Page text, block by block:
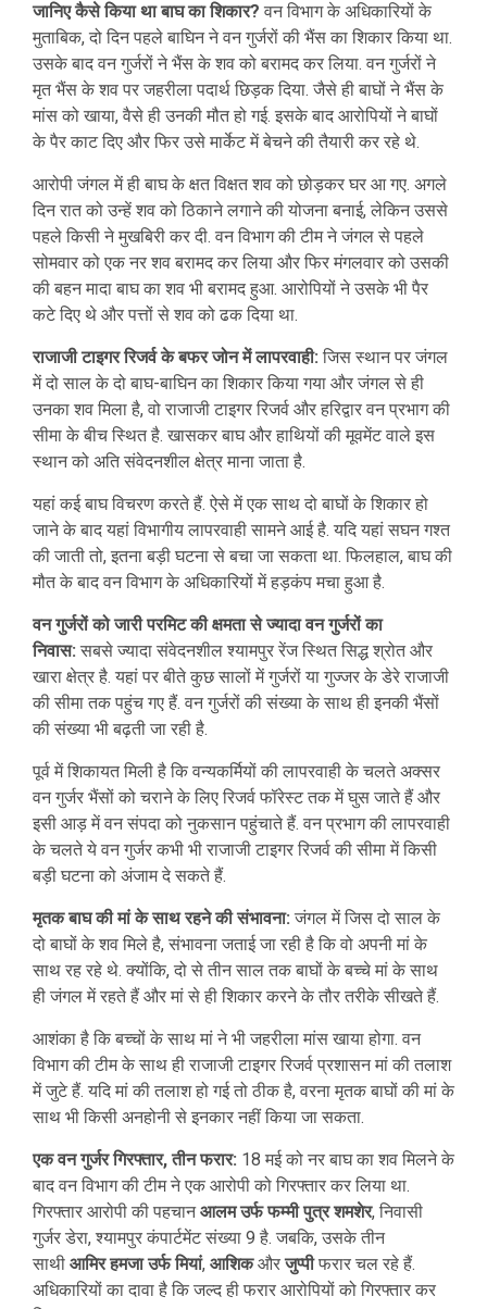
जानिए कैसे किया था बाघ का शिकार? वन विभाग के अधिकारियों के
मुताबिक, दो दिन पहले बाघिन ने वन गुर्जरों की भैंस का शिकार किया था.
उसके बाद वन गुर्जरों ने भैंस के शव को बरामद कर लिया. वन गुर्जरों ने
मृत भैंस के शव पर जहरीला पदार्थ छिड़क दिया. जैसे ही बाघों ने भैंस के
मांस को खाया, वैसे ही उनकी मौत हो गई. इसके बाद आरोपियों ने बाघों
के पैर काट दिए और फिर उसे मार्केट में बेचने की तैयारी कर रहे थे.
आरोपी जंगल में ही बाघ के क्षत विक्षत शव को छोड़कर घर आ गए. अगले
दिन रात को उन्हें शव को ठिकाने लगाने की योजना बनाई, लेकिन उससे
पहले किसी ने मुखबिरी कर दी. वन विभाग की टीम ने जंगल से पहले
सोमवार को एक नर शव बरामद कर लिया और फिर मंगलवार को उसकी
की बहन मादा बाघ का शव भी बरामद हुआ. आरोपियों ने उसके भी पैर
कटे दिए थे और पत्तों से शव को ढक दिया था.
राजाजी टाइगर रिजर्व के बफर जोन में लापरवाही: जिस स्थान पर जंगल
में दो साल के दो बाघ-बाघिन का शिकार किया गया और जंगल से ही
उनका शव मिला है, वो राजाजी टाइगर रिजर्व और हरिद्वार वन प्रभाग की
सीमा के बीच स्थित है. खासकर बाघ और हाथियों की मूवमेंट वाले इस
स्थान को अति संवेदनशील क्षेत्र माना जाता है.
यहां कई बाघ विचरण करते हैं. ऐसे में एक साथ दो बाघों के शिकार हो
जाने के बाद यहां विभागीय लापरवाही सामने आई है. यदि यहां सघन गश्त
की जाती तो, इतना बड़ी घटना से बचा जा सकता था. फिलहाल, बाघ की
मौत के बाद वन विभाग के अधिकारियों में हड़कंप मचा हुआ है.
वन गुर्जरों को जारी परमिट की क्षमता से ज्यादा वन गुर्जरों का
निवास: सबसे ज्यादा संवेदनशील श्यामपुर रेंज स्थित सिद्ध श्रोत और
खारा क्षेत्र है. यहां पर बीते कुछ सालों में गुर्जरों या गुज्जर के डेरे राजाजी
की सीमा तक पहुंच गए हैं. वन गुर्जरों की संख्या के साथ ही इनकी भैंसों
की संख्या भी बढ़ती जा रही है.
पूर्व में शिकायत मिली है कि वन्यकर्मियों की लापरवाही के चलते अक्सर
वन गुर्जर भैंसों को चराने के लिए रिजर्व फॉरेस्ट तक में घुस जाते हैं और
इसी आड़ में वन संपदा को नुकसान पहुंचाते हैं. वन प्रभाग की लापरवाही
के चलते ये वन गुर्जर कभी भी राजाजी टाइगर रिजर्व की सीमा में किसी
बड़ी घटना को अंजाम दे सकते हैं.
मृतक बाघ की मां के साथ रहने की संभावना: जंगल में जिस दो साल के
दो बाघों के शव मिले है, संभावना जताई जा रही है कि वो अपनी मां के
साथ रह रहे थे. क्योंकि, दो से तीन साल तक बाघों के बच्चे मां के साथ
ही जंगल में रहते हैं और मां से ही शिकार करने के तौर तरीके सीखते हैं.
आशंका है कि बच्चों के साथ मां ने भी जहरीला मांस खाया होगा. वन
विभाग की टीम के साथ ही राजाजी टाइगर रिजर्व प्रशासन मां की तलाश
में जुटे हैं. यदि मां की तलाश हो गई तो ठीक है, वरना मृतक बाघों की मां के
साथ भी किसी अनहोनी से इनकार नहीं किया जा सकता.
एक वन गुर्जर गिरफ्तार, तीन फरार: 18 मई को नर बाघ का शव मिलने के
बाद वन विभाग की टीम ने एक आरोपी को गिरफ्तार कर लिया था.
गिरफ्तार आरोपी की पहचानआलम उर्फ फम्मी पुत्र शमशेर, निवासी
गुर्जर डेरा, श्यामपुर कंपार्टमेंट संख्या 9 है. जबकि, उसके तीन
साथी आमिर हमजा उर्फ मियां, आशिकऔरजुप्पीफरार चल रहे हैं.
अधिकारियों का दावा है कि जल्द ही फरार आरोपियों को गिरफ्तार कर